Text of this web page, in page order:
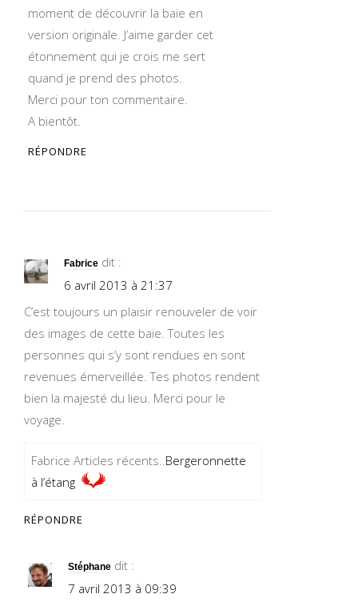
moment de découvrir la baie en
version originale. J’aime garder cet
étonnement qui je crois me sert
quand je prend des photos.
Merci pour ton commentaire.
A bientôt.
RÉPONDRE
Fabrice dit :
6 avril 2013 à 21:37
C’est toujours un plaisir renouveler de voir
des images de cette baie. Toutes les
personnes qui s’y sont rendues en sont
revenues émerveillée. Tes photos rendent
bien la majesté du lieu. Merci pour le
voyage.
Fabrice Articles récents..Bergeronnette
à l’étang
RÉPONDRE
Stéphane dit :
7 avril 2013 à 09:39